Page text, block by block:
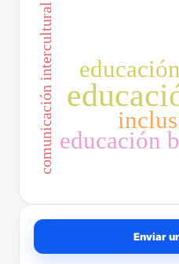
educación
comunicación intercultural
Enviar un Enviar